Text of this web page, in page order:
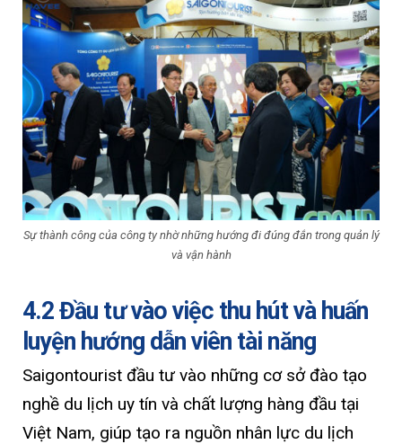
Sự thành công của công ty nhờ những hướng đi đúng đắn trong quản lý
và vận hành
4.2 Đầu tư vào việc thu hút và huấn
luyện hướng dẫn viên tài năng
Saigontourist đầu tư vào những cơ sở đào tạo
nghề du lịch uy tín và chất lượng hàng đầu tại
Việt Nam, giúp tạo ra nguồn nhân lực du lịch